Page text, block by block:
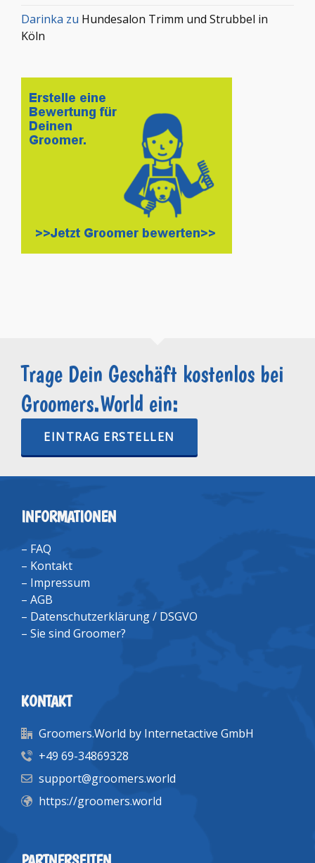
Darinka zu Hundesalon Trimm und Strubbel in
Köln
Trage Dein Geschäft kostenlos bei
Groomers.World ein:
EINTRAG ERSTELLEN
INFORMATIONEN
– FAQ
– Kontakt
– Impressum
– AGB
– Datenschutzerklärung / DSGVO
– Sie sind Groomer?
KONTAKT
Groomers.World by Internetactive GmbH
+49 69-34869328
support@groomers.world
https://groomers.world